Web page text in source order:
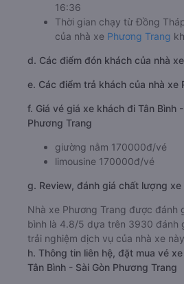
16:36
Thời gian chạy từ Đồng
của nhà xe Phương Trang
d. Các điểm đón khách của nhà
e. Các điểm trả khách của nhà xe
f. Giá vé giá xe khách đi Tân Bình
Phương Trang
giường nằm 170000đ/vé
limousine 170000đ/vé
g. Review, đánh giá chất lượng xe
Nhà xe Phương Trang được đánh
bình là 4.8/5 dựa trên 3930 đánh
trải nghiệm dịch vụ của nhà xe
h. Thông tin liên hệ, đặt mua vé
Tân Bình - Sài Gòn Phương Trang